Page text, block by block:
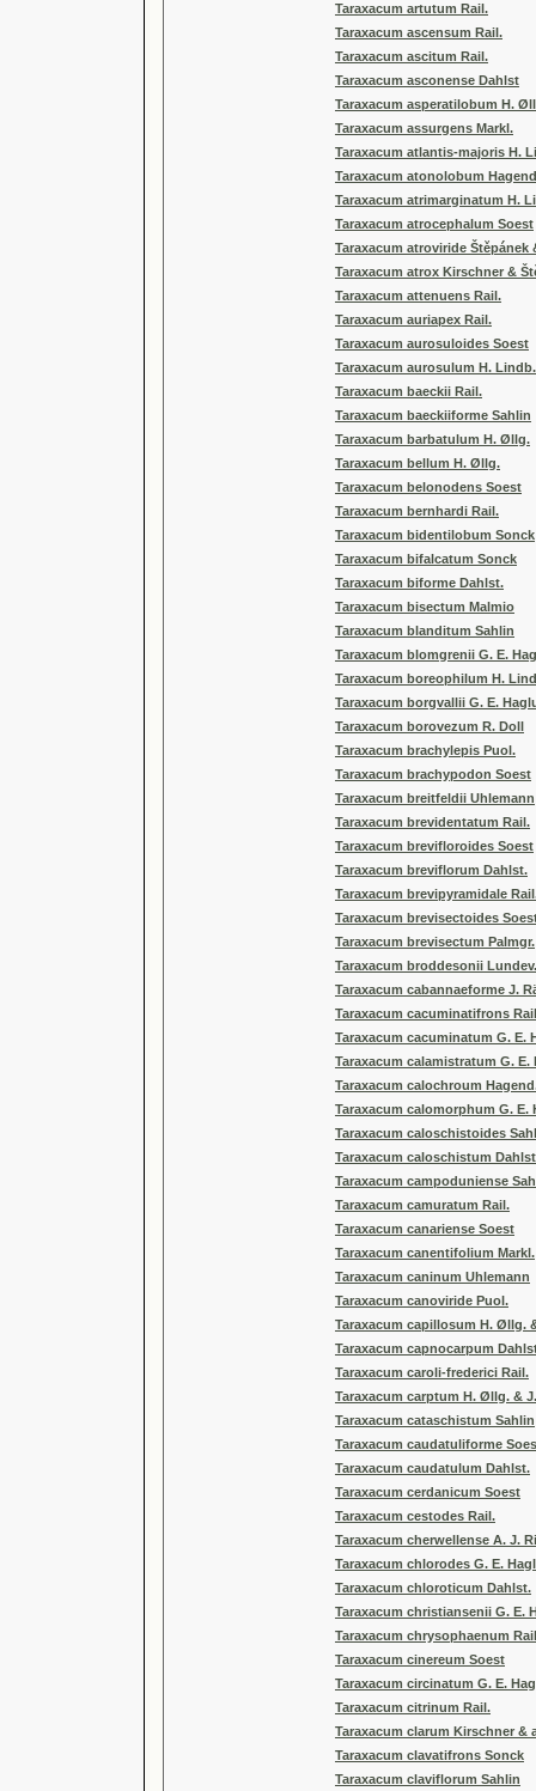
Taraxacum artutum Rail.
Taraxacum ascensum Rail.
Taraxacum ascitum Rail.
Taraxacum asconense Dahlst
Taraxacum asperatilobum H.
Taraxacum assurgens Markl.
Taraxacum atlantis-majoris H.
Taraxacum atonolobum
Taraxacum atrimarginatum H.
Taraxacum atrocephalum Soest
Taraxacum atroviride Štěpánek
Taraxacum atrox Kirschner &
Taraxacum attenuens Rail.
Taraxacum auriapex Rail.
Taraxacum aurosuloides Soest
Taraxacum aurosulum H. Lindb.
Taraxacum baeckii Rail.
Taraxacum baeckiiforme Sahlin
Taraxacum barbatulum H. Øllg.
Taraxacum bellum H. Øllg.
Taraxacum belonodens Soest
Taraxacum bernhardi Rail.
Taraxacum bidentilobum Sonck
Taraxacum bifalcatum Sonck
Taraxacum biforme Dahlst.
Taraxacum bisectum Malmio
Taraxacum blanditum Sahlin
Taraxacum blomgrenii G. E.
Taraxacum boreophilum H.
Taraxacum borgvallii G. E.
Taraxacum borovezum R. Doll
Taraxacum brachylepis Puol.
Taraxacum brachypodon Soest
Taraxacum breitfeldii Uhlemann
Taraxacum brevidentatum Rail.
Taraxacum brevifloroides Soest
Taraxacum breviflorum Dahlst.
Taraxacum brevipyramidale
Taraxacum brevisectoides
Taraxacum brevisectum Palmgr.
Taraxacum broddesonii
Taraxacum cabannaeforme J.
Taraxacum cacuminatifrons
Taraxacum cacuminatum G. E.
Taraxacum calamistratum G. E.
Taraxacum calochroum
Taraxacum calomorphum G. E.
Taraxacum caloschistoides
Taraxacum caloschistum
Taraxacum campoduniense
Taraxacum camuratum Rail.
Taraxacum canariense Soest
Taraxacum canentifolium Markl.
Taraxacum caninum Uhlemann
Taraxacum canoviride Puol.
Taraxacum capillosum H. Øllg.
Taraxacum capnocarpum
Taraxacum caroli-frederici Rail.
Taraxacum carptum H. Øllg. &
Taraxacum cataschistum Sahlin
Taraxacum caudatuliforme
Taraxacum caudatulum Dahlst.
Taraxacum cerdanicum Soest
Taraxacum cestodes Rail.
Taraxacum cherwellense A. J.
Taraxacum chlorodes G. E.
Taraxacum chloroticum Dahlst.
Taraxacum christiansenii G. E.
Taraxacum chrysophaenum
Taraxacum cinereum Soest
Taraxacum circinatum G. E.
Taraxacum citrinum Rail.
Taraxacum clarum Kirschner &
Taraxacum clavatifrons Sonck
Taraxacum claviflorum Sahlin